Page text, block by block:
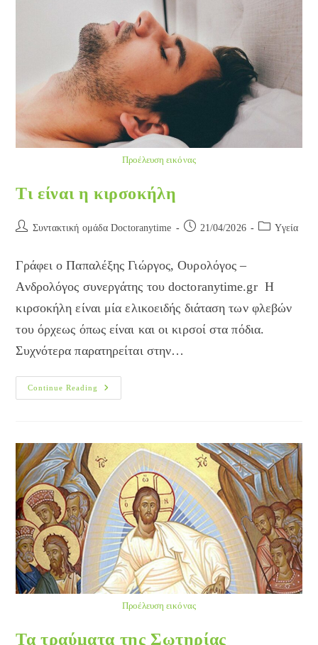
Προέλευση εικόνας
Τι είναι η κιρσοκήλη
Post Συντακτική ομάδα Doctoranytime
Post 21/04/2026
PostYγεία
Γράφει ο Παπαλέξης Γιώργος, Ουρολόγος –
Ανδρολόγος συνεργάτης του doctoranytime.gr Η
κιρσοκήλη είναι μία ελικοειδής διάταση των φλεβών
του όρχεως όπως είναι και οι κιρσοί στα πόδια.
Συχνότερα παρατηρείται στην…
Continue Reading
Τι
Είναι
Προέλευση εικόνας
Τα τραύματα της Σωτηρίας